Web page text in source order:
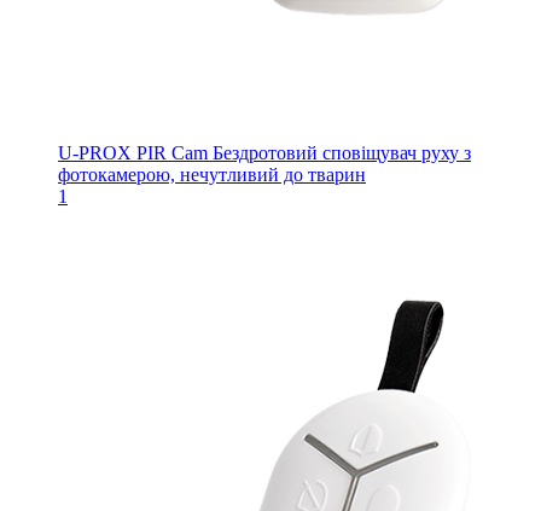
U-PROX PIR Cam Бездротовий сповіщувач руху з
фотокамерою, нечутливий до тварин
1